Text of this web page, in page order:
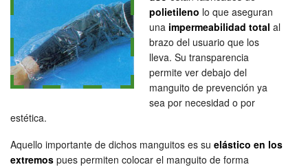
polietileno lo que aseguran
una impermeabilidad total al
brazo del usuario que los
lleva. Su transparencia
permite ver debajo del
manguito de prevención ya
sea por necesidad o por
estética.
Aquello importante de dichos manguitos es su elástico en los
extremos pues permiten colocar el manguito de forma